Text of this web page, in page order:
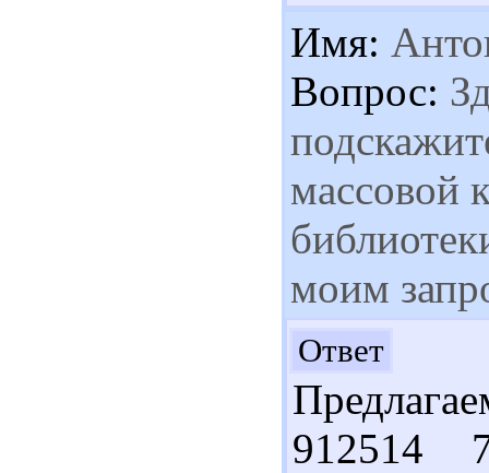
Имя:
Вопрос:
массовой
моим
Ответ
912514